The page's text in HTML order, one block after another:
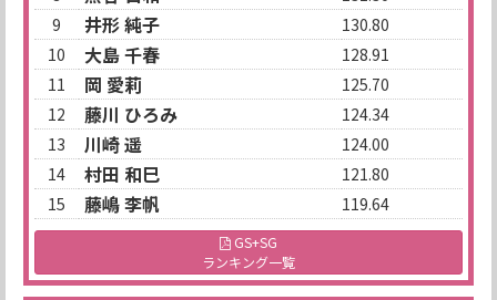
9
井形 純子
130.80
10
大島 千春
128.91
11
岡 愛莉
125.70
12
藤川 ひろみ
124.34
13
川崎 遥
124.00
14
村田 和巳
121.80
15
藤嶋 李帆 119.64
GS+SG
ランキング一覧